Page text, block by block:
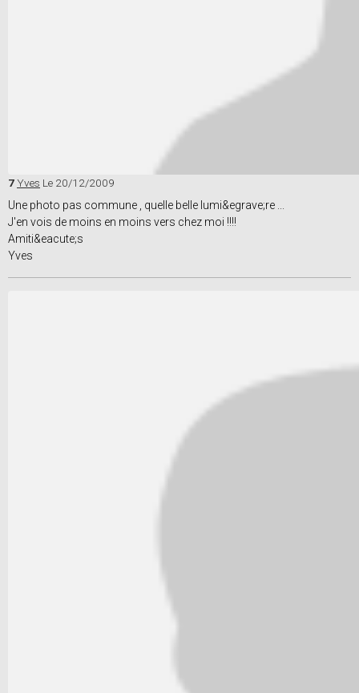
7 Yves Le 20/12/2009
Une photo pas commune , quelle belle lumi&egrave;re ...
J'en vois de moins en moins vers chez moi !!!!
Amiti&eacute;s
Yves